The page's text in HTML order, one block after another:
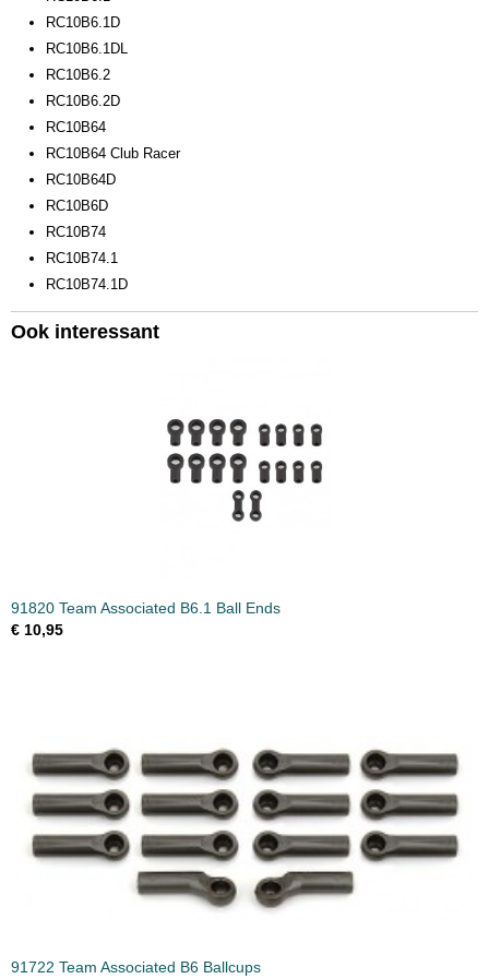
RC10B6.1D
RC10B6.1DL
RC10B6.2
RC10B6.2D
RC10B64
RC10B64 Club Racer
RC10B64D
RC10B6D
RC10B74
RC10B74.1
RC10B74.1D
Ook interessant
91820 Team Associated B6.1 Ball Ends
€ 10,95
91722 Team Associated B6 Ballcups